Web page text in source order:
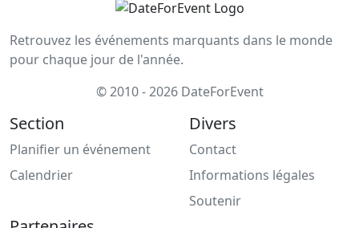
Retrouvez les événements marquants dans le monde
pour chaque jour de l'année.
© 2010 - 2026 DateForEvent
Section
Planifier un événement
Calendrier
Divers
Contact
Informations légales
Soutenir